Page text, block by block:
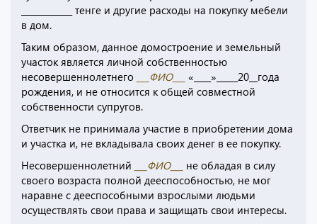
____________ тенге и другие расходы на покупку мебели
в дом.
Таким образом, данное домостроение и земельный
участок является личной собственностью
несовершеннолетнего
___ФИО___
«____»_____20__года
рождения, и не относится к общей совместной
собственности супругов.
Ответчик не принимала участие в приобретении дома
и участка и, не вкладывала своих денег в ее покупку.
Несовершеннолетний
___ФИО___
не обладая в силу
своего возраста полной дееспособностью, не мог
наравне с дееспособными взрослыми людьми
осуществлять свои права и защищать свои интересы.